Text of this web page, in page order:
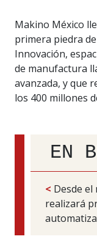
Makino México
primera piedra
Innovación,
de manufactura
avanzada, y que
los 400 millones
EN
< Desde
realizará